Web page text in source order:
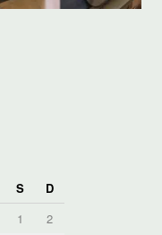
S
D
1
2